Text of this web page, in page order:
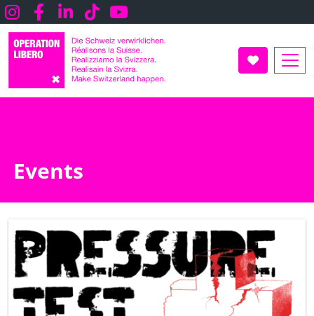
Direkt
zum
Inhalt
Instagram
FacebookLInkedin
TikTokYoutube
Events